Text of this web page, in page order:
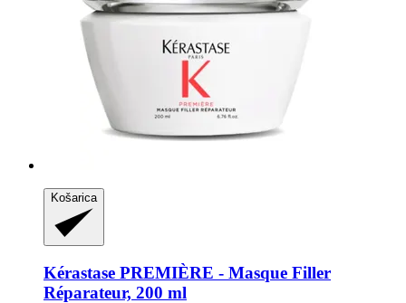
Košarica
Kérastase PREMIÈRE -​ Masque Filler
Réparateur, 200 ml